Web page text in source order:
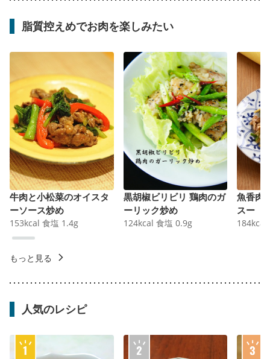
脂質控えめでお肉を楽しみたい
牛肉と小松菜のオイスタ
ーソース炒め
153kcal 食塩 1.4g
黒胡椒ビリビリ 鶏肉のガ
ーリック炒め
124kcal 食塩 0.9g
魚香肉
スー
184kcal
もっと見る
人気のレシピ